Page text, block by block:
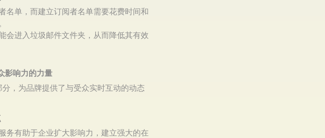
名单，而建立订阅者名单需要花费时间和
会进入垃圾邮件文件夹，从而降低其有效
影响力的力量
，为品牌提供了与受众实时互动的动态
务有助于企业扩大影响力，建立强大的在